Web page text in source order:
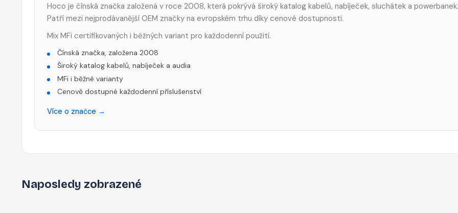
Hoco je čínská značka založená v roce 2008, která pokrývá široký katalog kabelů, nabíječek, sluchátek a powerbanek.
Patří mezi nejprodávanější OEM značky na evropském trhu díky cenové dostupnosti.
Mix MFi certifikovaných i běžných variant pro každodenní použití.
Čínská značka, založena 2008
Široký katalog kabelů, nabíječek a audia
MFi i běžné varianty
Cenově dostupné každodenní příslušenství
Více o značce →
Naposledy zobrazené